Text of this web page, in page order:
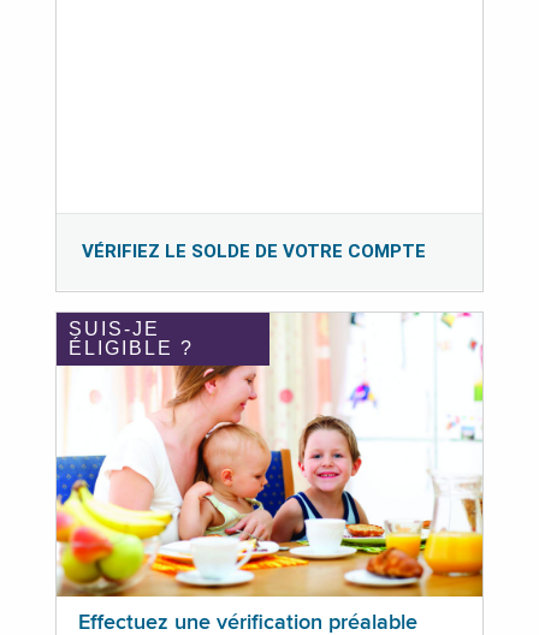
VÉRIFIEZ LE SOLDE DE VOTRE COMPTE
SUIS-JE
ÉLIGIBLE ?
Effectuez une vérification préalable